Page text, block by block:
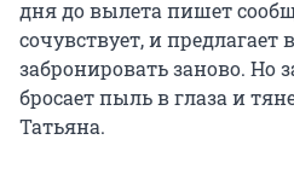
дня до вылета пишет
сочувствует, и предлагает
забронировать заново. Но
бросает пыль в глаза и
Татьяна.